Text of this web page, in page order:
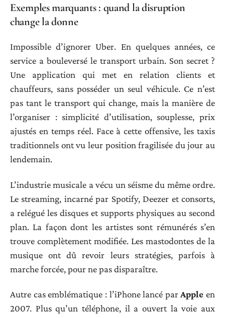
Exemples marquants : quand la disruption
change la donne
Impossible d’ignorer Uber. En quelques années, ce
service a bouleversé le transport urbain. Son secret ?
Une application qui met en relation clients et
chauffeurs, sans posséder un seul véhicule. Ce n’est
pas tant le transport qui change, mais la manière de
l’organiser : simplicité d’utilisation, souplesse, prix
ajustés en temps réel. Face à cette offensive, les taxis
traditionnels ont vu leur position fragilisée du jour au
lendemain.
L’industrie musicale a vécu un séisme du même ordre.
Le streaming, incarné par Spotify, Deezer et consorts,
a relégué les disques et supports physiques au second
plan. La façon dont les artistes sont rémunérés s’en
trouve complètement modifiée. Les mastodontes de la
musique ont dû revoir leurs stratégies, parfois à
marche forcée, pour ne pas disparaître.
Autre cas emblématique : l’iPhone lancé parApple en
2007. Plus qu’un téléphone, il a ouvert la voie aux